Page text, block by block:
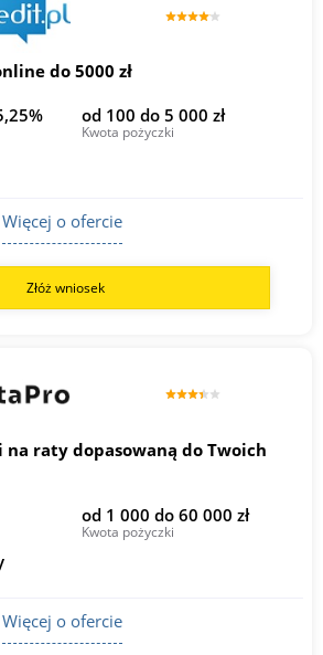
do 5000 zł
od 100 do 5 000 zł
Kwota pożyczki
Więcej o ofercie
Złóż wniosek
na raty dopasowaną do Twoich
od 1 000 do 60 000 zł
Kwota pożyczki
Więcej o ofercie